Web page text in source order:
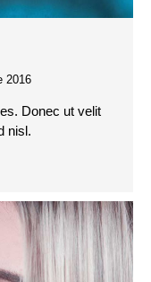
2016
Donec ut velit
nisl.